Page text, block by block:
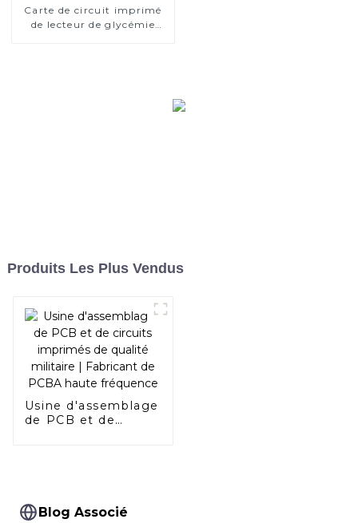
Carte de circuit imprimé
de lecteur de glycémie
Produits Les Plus Vendus
Usine d'assemblage
de PCB et de
Blog Associé